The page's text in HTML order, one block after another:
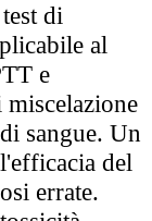
di
al
e
sangue. Un
del
errate.